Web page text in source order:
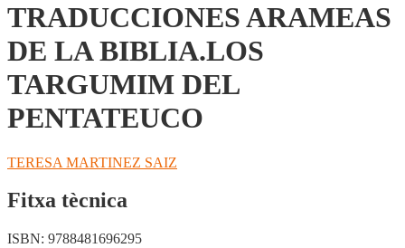
TRADUCCIONES ARAMEAS
DE LA BIBLIA.LOS
TARGUMIM DEL
PENTATEUCO
TERESA MARTINEZ SAIZ
Fitxa tècnica
ISBN: 9788481696295